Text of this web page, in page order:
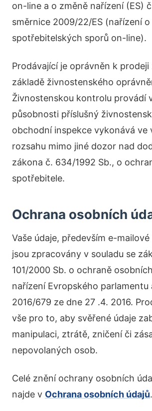
on-line a o změně nařízení (ES)
směrnice 2009/22/ES (nařízení o
spotřebitelských sporů on-line).
Prodávající je oprávněn k prodeji
základě živnostenského
Živnostenskou kontrolu provádí
působnosti příslušný
obchodní inspekce vykonává ve
rozsahu mimo jiné dozor nad
zákona č. 634/1992 Sb., o
spotřebitele.
Ochrana osobních
Vaše údaje, především e-
jsou zpracovány v souladu se
101/2000 Sb. o ochraně
nařízení Evropského parlamentu
2016/679 ze dne 27 .4. 2016.
vše pro to, aby svěřené údaje
manipulaci, ztrátě, zničení či
nepovolaných osob.
Celé znění ochrany osobních
najde v Ochrana osobních údajů.